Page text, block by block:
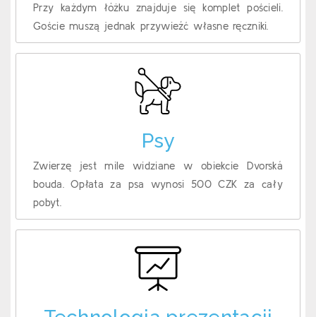
Przy każdym łóżku znajduje się komplet pościeli.
Goście muszą jednak przywieźć własne ręczniki.
Psy
Zwierzę jest mile widziane w obiekcie Dvorská
bouda. Opłata za psa wynosi 500 CZK za cały
pobyt.